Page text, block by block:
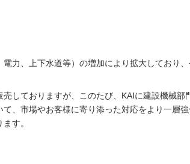
力、上下水道等）の増加により拡大しており
しておりますが、このたび、KAIに建設機械部
、市場やお客様に寄り添った対応をより一層
す。